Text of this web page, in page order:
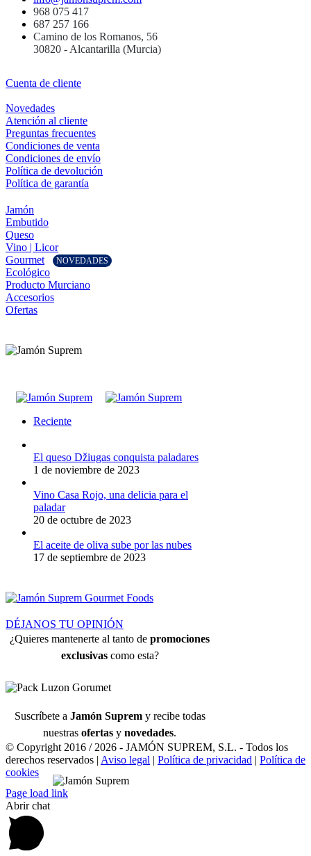
968 075 417
687 257 166
Camino de los Romanos, 56
30820 - Alcantarilla (Murcia)
Cuenta de cliente
Novedades
Atención al cliente
Preguntas frecuentes
Condiciones de venta
Condiciones de envío
Política de devolución
Política de garantía
Jamón
Embutido
Queso
Vino | Licor
Gourmet
NOVEDADES
Ecológico
Producto Murciano
Accesorios
Ofertas
Reciente
El queso Džiugas conquista paladares
1 de noviembre de 2023
Vino Casa Rojo, una delicia para el
paladar
20 de octubre de 2023
El aceite de oliva sube por las nubes
17 de septiembre de 2023
DÉJANOS TU OPINIÓN
¿Quieres mantenerte al tanto de promociones
exclusivascomo esta?
Suscríbete a Jamón Supremy recibe todas
nuestras ofertas y novedades.
© Copyright 2016 / 2026 - JAMÓN SUPREM, S.L. - Todos los
derechos reservados | Aviso legal | Política de privacidad | Política de
cookies
Page load link
Abrir chat